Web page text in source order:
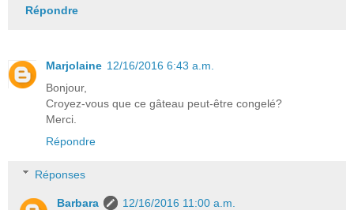
Répondre
Marjolaine 12/16/2016 6:43 a.m.
Bonjour,
Croyez-vous que ce gâteau peut-être congelé?
Merci.
Répondre
Réponses
Barbara
12/16/2016 11:00 a.m.